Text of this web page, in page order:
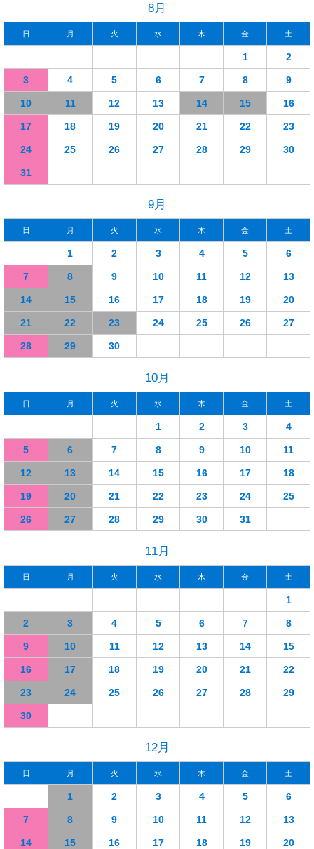
8月
日 月 火 水 木 金 土
1 2
3 4 5 6 7 8 9
10 11 12 13 14 15 16
17 18 19 20 21 22 23
24 25 26 27 28 29 30
31
9月
日 月 火 水 木 金 土
1 2 3 4 5 6
7 8 9 10 11 12 13
14 15 16 17 18 19 20
21 22 23 24 25 26 27
28 29 30
10月
日 月 火 水 木 金 土
1 2 3 4
5 6 7 8 9 10 11
12 13 14 15 16 17 18
19 20 21 22 23 24 25
26 27 28 29 30 31
11月
日 月 火 水 木 金 土
1
2 3 4 5 6 7 8
9 10 11 12 13 14 15
16 17 18 19 20 21 22
23 24 25 26 27 28 29
30
12月
日 月 火 水 木 金 土
1 2 3 4 5 6
7 8 9 10 11 12 13
14 15 16 17 18 19 20